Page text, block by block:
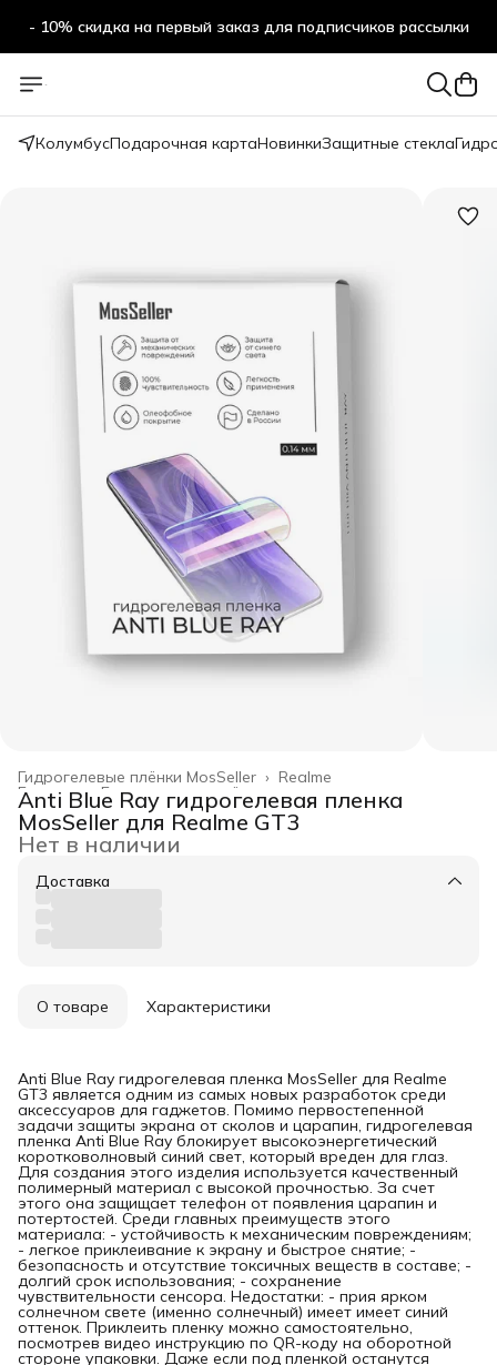
- 10% скидка на первый заказ для подписчиков рассылки
КолумбусПодарочная картаНовинкиЗащитные стекла
Realme
Гидрогелевые плёнки MosSeller ›
Гидрогелевые плёнки ›
Главная ›
Anti Blue Ray гидрогелевая пленка
MosSeller для Realme GT3
Нет в наличии
Доставка
О товаре Характеристики
Anti Blue Ray гидрогелевая пленка MosSeller для Realme
GT3 является одним из самых новых разработок среди
аксессуаров для гаджетов. Помимо первостепенной
задачи защиты экрана от сколов и царапин, гидрогелевая
пленка Anti Blue Ray блокирует высокоэнергетический
коротковолновый синий свет, который вреден для глаз.
Для создания этого изделия используется качественный
полимерный материал с высокой прочностью. За счет
этого она защищает телефон от появления царапин и
потертостей. Среди главных преимуществ этого
материала: - устойчивость к механическим повреждениям;
- легкое приклеивание к экрану и быстрое снятие; -
безопасность и отсутствие токсичных веществ в составе; -
долгий срок использования; - сохранение
чувствительности сенсора. Недостатки: - прия ярком
солнечном свете (именно солнечный) имеет имеет синий
оттенок. Приклеить пленку можно самостоятельно,
посмотрев видео инструкцию по QR-коду на оборотной
стороне упаковки. Даже если под пленкой останутся